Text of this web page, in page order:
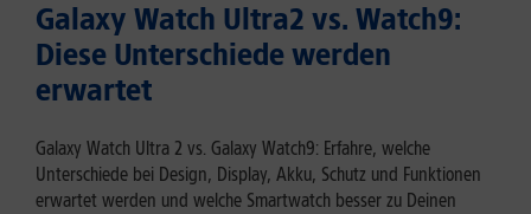
Galaxy Watch Ultra2 vs. Watch9:
Diese Unterschiede werden
erwartet
Galaxy Watch Ultra 2 vs. Galaxy Watch9: Erfahre, welche
Unterschiede bei Design, Display, Akku, Schutz und Funktionen
erwartet werden und welche Smartwatch besser zu Deinen